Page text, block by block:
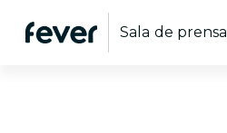
Sala de prensa